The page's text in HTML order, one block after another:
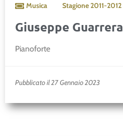
Musica Stagione2011-2012
Giuseppe Guarrera
Pianoforte
Pubblicato il 27 Gennaio 2023